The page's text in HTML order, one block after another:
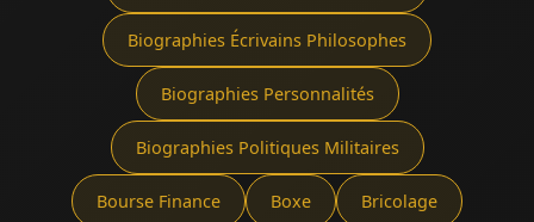
Biographies Écrivains Philosophes
Biographies Personnalités
Biographies Politiques Militaires
Bourse Finance Boxe Bricolage